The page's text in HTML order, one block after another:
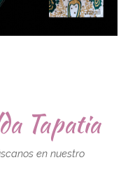
Tapatia
en nuestro